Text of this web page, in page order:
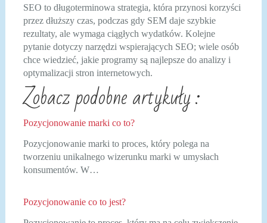
SEO to długoterminowa strategia, która przynosi korzyści
przez dłuższy czas, podczas gdy SEM daje szybkie
rezultaty, ale wymaga ciągłych wydatków. Kolejne
pytanie dotyczy narzędzi wspierających SEO; wiele osób
chce wiedzieć, jakie programy są najlepsze do analizy i
optymalizacji stron internetowych.
Zobacz podobne artykuły :
Pozycjonowanie marki co to?
Pozycjonowanie marki to proces, który polega na
tworzeniu unikalnego wizerunku marki w umysłach
konsumentów. W…
Pozycjonowanie co to jest?